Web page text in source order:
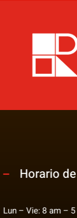
Horario
Lun – Vie: 8 am –